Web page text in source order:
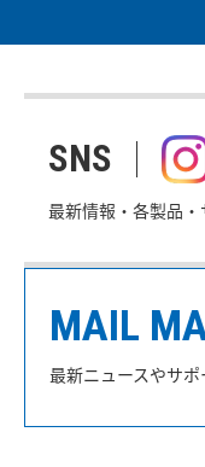
SNS
最新情報・各製品
MAIL
最新ニュースやサ